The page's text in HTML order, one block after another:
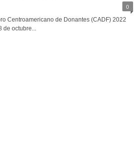
0
Centroamericano de Donantes (CADF) 2022
de octubre...